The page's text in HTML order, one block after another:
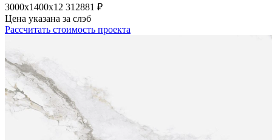
3000х1400х12 312881 ₽
Цена указана за слэб
Рассчитать стоимость проекта